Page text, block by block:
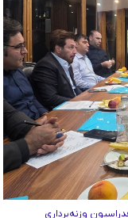
وزنه‌برداری